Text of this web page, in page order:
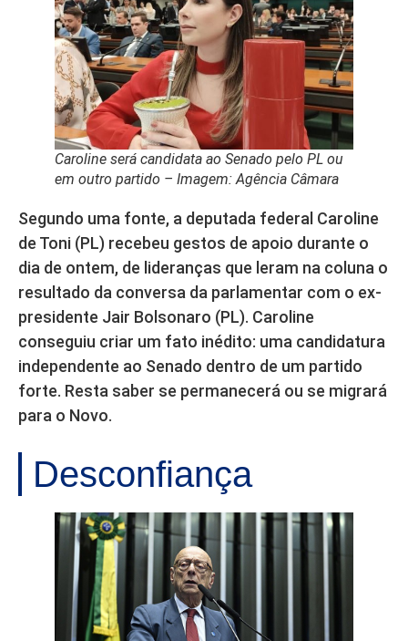
Caroline será candidata ao Senado pelo PL ou
em outro partido – Imagem: Agência Câmara
Segundo uma fonte, a deputada federal Caroline
de Toni (PL) recebeu gestos de apoio durante o
dia de ontem, de lideranças que leram na coluna o
resultado da conversa da parlamentar com o ex-
presidente Jair Bolsonaro (PL). Caroline
conseguiu criar um fato inédito: uma candidatura
independente ao Senado dentro de um partido
forte. Resta saber se permanecerá ou se migrará
para o Novo.
Desconfiança